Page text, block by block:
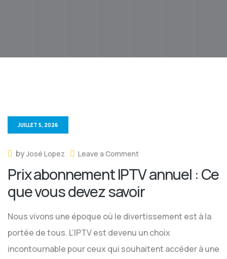
JUILLET 5, 2026
byJosé Lopez Leave a Comment
Prix abonnement IPTV annuel : Ce
que vous devez savoir
Nous vivons une époque où le divertissement est à la
portée de tous. L’IPTV est devenu un choix
incontournable pour ceux qui souhaitent accéder à une